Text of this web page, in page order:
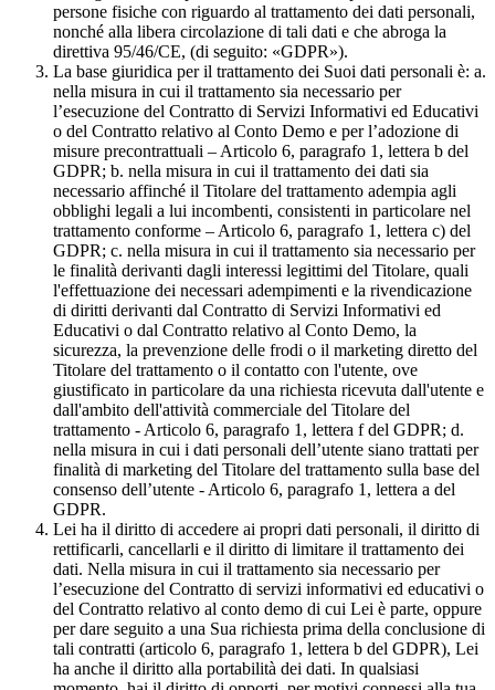
persone fisiche con riguardo al trattamento dei dati personali,
nonché alla libera circolazione di tali dati e che abroga la
direttiva 95/46/CE, (di seguito: «GDPR»).
La base giuridica per il trattamento dei Suoi dati personali è: a.
nella misura in cui il trattamento sia necessario per
l’esecuzione del Contratto di Servizi Informativi ed Educativi
o del Contratto relativo al Conto Demo e per l’adozione di
misure precontrattuali – Articolo 6, paragrafo 1, lettera b del
GDPR; b. nella misura in cui il trattamento dei dati sia
necessario affinché il Titolare del trattamento adempia agli
obblighi legali a lui incombenti, consistenti in particolare nel
trattamento conforme – Articolo 6, paragrafo 1, lettera c) del
GDPR; c. nella misura in cui il trattamento sia necessario per
le finalità derivanti dagli interessi legittimi del Titolare, quali
l'effettuazione dei necessari adempimenti e la rivendicazione
di diritti derivanti dal Contratto di Servizi Informativi ed
Educativi o dal Contratto relativo al Conto Demo, la
sicurezza, la prevenzione delle frodi o il marketing diretto del
Titolare del trattamento o il contatto con l'utente, ove
giustificato in particolare da una richiesta ricevuta dall'utente e
dall'ambito dell'attività commerciale del Titolare del
trattamento - Articolo 6, paragrafo 1, lettera f del GDPR; d.
nella misura in cui i dati personali dell’utente siano trattati per
finalità di marketing del Titolare del trattamento sulla base del
consenso dell’utente - Articolo 6, paragrafo 1, lettera a del
GDPR.
Lei ha il diritto di accedere ai propri dati personali, il diritto di
rettificarli, cancellarli e il diritto di limitare il trattamento dei
dati. Nella misura in cui il trattamento sia necessario per
l’esecuzione del Contratto di servizi informativi ed educativi o
del Contratto relativo al conto demo di cui Lei è parte, oppure
per dare seguito a una Sua richiesta prima della conclusione di
tali contratti (articolo 6, paragrafo 1, lettera b del GDPR), Lei
ha anche il diritto alla portabilità dei dati. In qualsiasi